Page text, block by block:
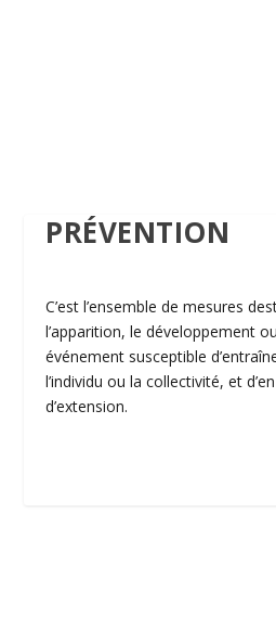
PRÉVENTION
C’est l’ensemble de mesures
l’apparition, le développement
événement susceptible
l’individu ou la collectivité, et
d’extension.